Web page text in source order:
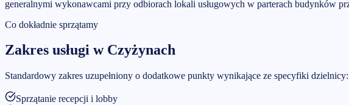
generalnymi wykonawcami przy odbiorach lokali usługowych w parterach budynków
Co dokładnie sprzątamy
Zakres usługi w Czyżynach
Standardowy zakres uzupełniony o dodatkowe punkty wynikające ze specyfiki dzielnicy:
Sprzątanie recepcji i lobby